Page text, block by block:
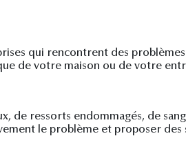
qui rencontrent des
de votre maison ou de votre
de ressorts endommagés, de
le problème et proposer